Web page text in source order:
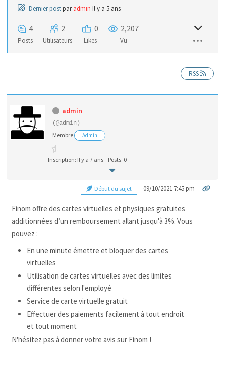
Dernier postpar admin Il y a 5 ans
4
Posts
2
Utilisateurs
0
Likes
2,207
Vu
RSS
admin
(@admin)
Membre Admin
Inscription: Il y a 7 ans Posts: 0
Début du sujet 09/10/2021 7:45 pm
Finom offre des cartes virtuelles et physiques gratuites
additionnées d’un remboursement allant jusqu'à 3%. Vous
pouvez :
En une minute émettre et bloquer des cartes
virtuelles
Utilisation de cartes virtuelles avec des limites
différentes selon l'employé
Service de carte virtuelle gratuit
Effectuer des paiements facilement à tout endroit
et tout moment
N'hésitez pas à donner votre avis sur Finom !